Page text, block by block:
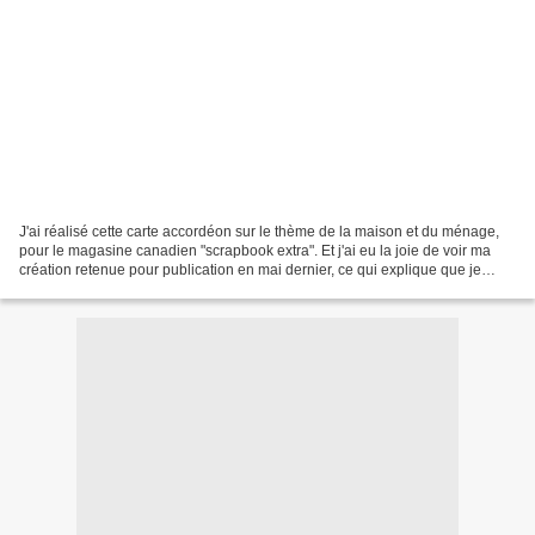
J'ai réalisé cette carte accordéon sur le thème de la maison et du ménage,
pour le magasine canadien "scrapbook extra". Et j'ai eu la joie de voir ma
création retenue pour publication en mai dernier, ce qui explique que je